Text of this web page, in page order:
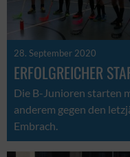
28. September 2020
ERFOLGREICHER
Die B-Junioren starten
anderem gegen den
Embrach.